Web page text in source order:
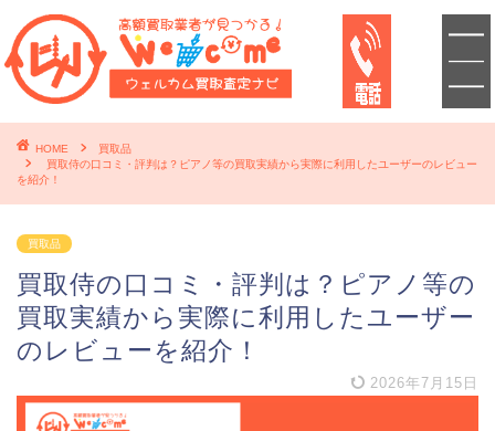
HOME
買取品
買取侍の口コミ・評判は？ピアノ等の買取実績から実際に利用したユーザーのレビュー
を紹介！
買取品
買取侍の口コミ・評判は？ピアノ等の
買取実績から実際に利用したユーザー
のレビューを紹介！
2026年7月15日